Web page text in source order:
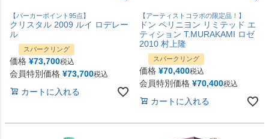
【パーカーポイント95点】
クリスタル 2009 ルイ ロデレー
ル
スパークリング
価格 ¥73,700税込
会員特別価格 ¥73,700税込
カートに入れる
【アーティストコラボの限定品！】
ドン ペリニヨン リミテッド エ
ティション T.MURAKAMI ロゼ
2010 村上隆
スパークリング
価格 ¥70,400税込
会員特別価格 ¥70,400税込
カートに入れる